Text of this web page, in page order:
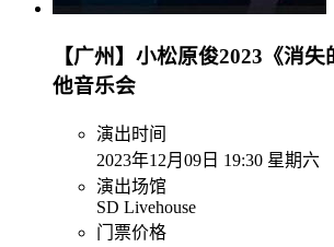
【广州】小松原俊2023《消
他音乐会
演出时间
2023年12月09日 19:30 星期六
演出场馆
SD Livehouse
门票价格